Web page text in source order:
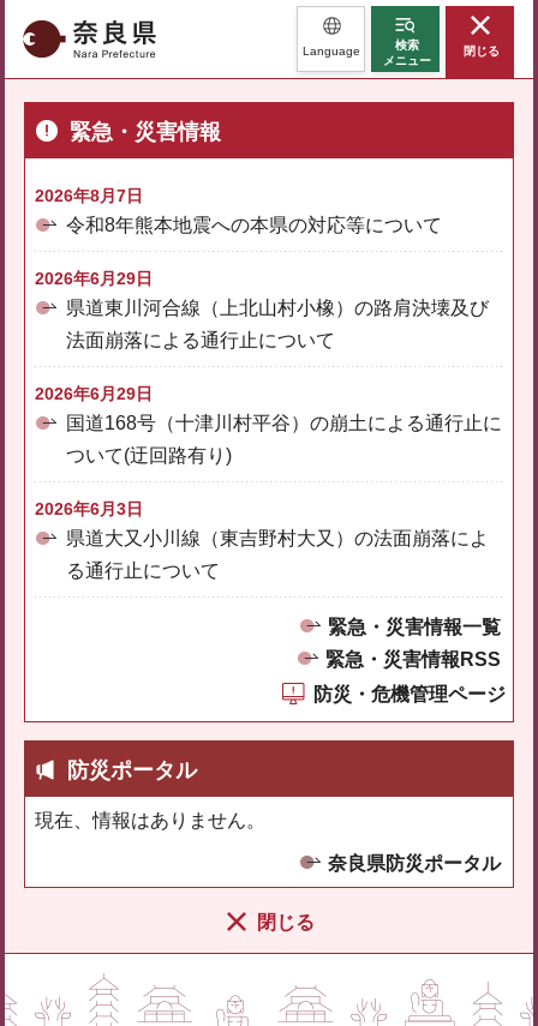
奈良県 Language
検索
メニュー
閉じる
緊急・災害情報
2026年8月7日
令和8年熊本地震への本県の対応等について
2026年6月29日
県道東川河合線（上北山村小橡）の路肩決壊及び
法面崩落による通行止について
2026年6月29日
国道168号（十津川村平谷）の崩土による通行止に
ついて(迂回路有り)
2026年6月3日
県道大又小川線（東吉野村大又）の法面崩落によ
る通行止について
緊急・災害情報一覧
緊急・災害情報RSS
防災・危機管理ページ
防災ポータル
現在、情報はありません。
奈良県防災ポータル
閉じる